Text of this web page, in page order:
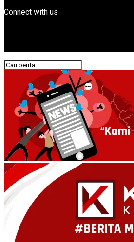
Connect with us